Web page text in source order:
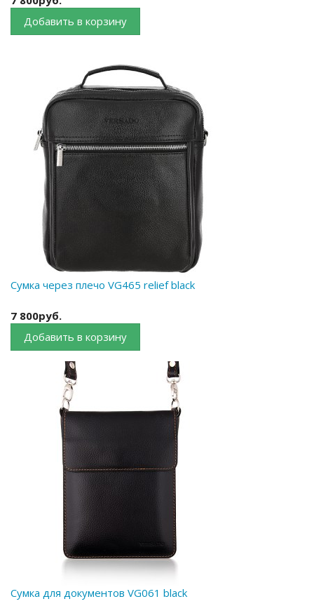
Добавить в корзину
Сумка через плечо VG465 relief black
7 800руб.
Добавить в корзину
Сумка для документов VG061 black